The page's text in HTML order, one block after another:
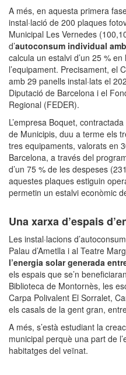
A més, en aquesta primera
instal·lació de 200 plaques
Municipal Les Vernedes
d’autoconsum individual
calcula un estalvi d’un 25 %
l’equipament. Precisament, el
amb 29 panells instal·lats el
Diputació de Barcelona i el
Regional (FEDER).
L’empresa Boquet,
de Municipis, duu a terme els
tres equipaments, valorats en
Barcelona, a través del
d’un 75 % de les despeses
aquestes plaques estiguin
permetin un estalvi econòmic
Una xarxa d’espais
Les instal·lacions
Palau d’Ametlla i al Teatre
l’energia solar generada
els espais que se’n
Biblioteca de Montornès, les
Carpa Polivalent El Sorralet,
els casals de la gent gran,
A més, s’està estudiant la
municipal perquè una part de
habitatges del veïnat.